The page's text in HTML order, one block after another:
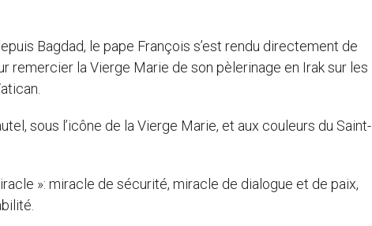
Bagdad, le pape François s’est rendu directement de
remercier la Vierge Marie de son pèlerinage en Irak sur les
sous l’icône de la Vierge Marie, et aux couleurs du Saint-
»: miracle de sécurité, miracle de dialogue et de paix,